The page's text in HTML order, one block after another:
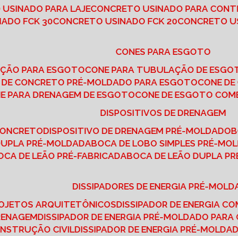
USINADO PARA LAJE CONCRETO USINADO PARA
FCK 30 CONCRETO USINADO FCK 20 CONCRETO
CONES PARA ESGOTO
PARA ESGOTO CONE PARA TUBULAÇÃO DE
DE CONCRETO PRÉ-MOLDADO PARA ESGOTO CONE
PARA DRENAGEM DE ESGOTO CONE DE ESGOTO
DISPOSITIVOS DE DRENAGEM
DISPOSITIVO DE DRENAGEM PRÉ-MOLDADO
PRÉ-MOLDADA BOCA DE LOBO SIMPLES PRÉ-
DE LEÃO PRÉ-FABRICADA BOCA DE LEÃO DUPLA
DISSIPADORES DE ENERGIA PRÉ-
ARQUITETÔNICOS DISSIPADOR DE ENERGIA
DISSIPADOR DE ENERGIA PRÉ-MOLDADO PARA
CIVIL DISSIPADOR DE ENERGIA PRÉ-